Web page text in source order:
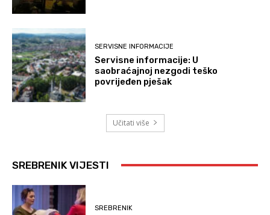
SERVISNE INFORMACIJE
Servisne informacije: U
saobraćajnoj nezgodi teško
povrijeđen pješak
Učitati više
SREBRENIK VIJESTI
SREBRENIK